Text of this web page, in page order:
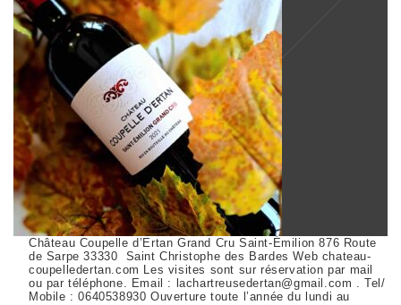
Château Coupelle d’Ertan Grand Cru Saint-Émilion 876 Route
de Sarpe 33330 Saint Christophe des Bardes Web chateau-
coupelledertan.com Les visites sont sur réservation par mail
ou par téléphone. Email : lachartreusedertan@gmail.com . Tel/
Mobile : 0640538930 Ouverture toute l’année du lundi au